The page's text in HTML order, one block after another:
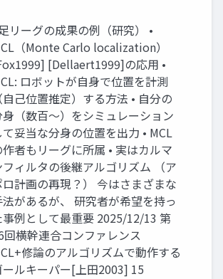
リーグの成果の例（研究） •
（Monte Carlo localization）
[Dellaert1999]の応用 •
ロボットが自身で位置を計測
（自己位置推定）する方法 • 自分の
（数百～）をシミュレーション
て妥当な分身の位置を出力 • MCL
作者もリーグに所属 • 実はカルマ
フィルタの後継アルゴリズム （ア
ロ計画の再現？） 今はさまざまな
法があるが、 研究者が希望を持っ
事例として最重要 2025/12/13 第
回横幹連合コンファレンス
修論のアルゴリズムで動作する
ールキーパー[上田2003] 15